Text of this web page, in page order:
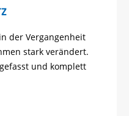
der Vergangenheit
stark verändert.
und komplett